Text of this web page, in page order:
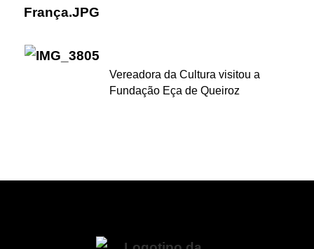
Vereadora da Cultura visitou a
Fundação Eça de Queiroz